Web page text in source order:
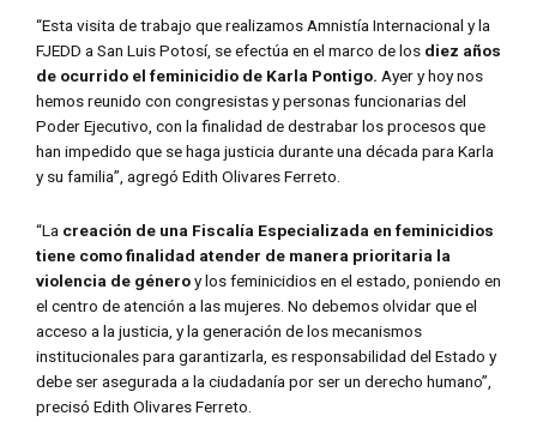
“Esta visita de trabajo que realizamos Amnistía Internacional y la
FJEDD a San Luis Potosí, se efectúa en el marco de los diez años
de ocurrido el feminicidio de Karla Pontigo. Ayer y hoy nos
hemos reunido con congresistas y personas funcionarias del
Poder Ejecutivo, con la finalidad de destrabar los procesos que
han impedido que se haga justicia durante una década para Karla
y su familia”, agregó Edith Olivares Ferreto.
“La creación de una Fiscalía Especializada en feminicidios
tiene como finalidad atender de manera prioritaria la
violencia de géneroy los feminicidios en el estado, poniendo en
el centro de atención a las mujeres. No debemos olvidar que el
acceso a la justicia, y la generación de los mecanismos
institucionales para garantizarla, es responsabilidad del Estado y
debe ser asegurada a la ciudadanía por ser un derecho humano”,
precisó Edith Olivares Ferreto.